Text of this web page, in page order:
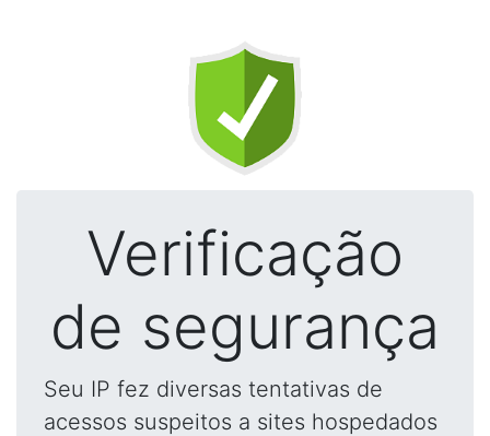
Verificação
de segurança
Seu IP fez diversas tentativas de
acessos suspeitos a sites hospedados